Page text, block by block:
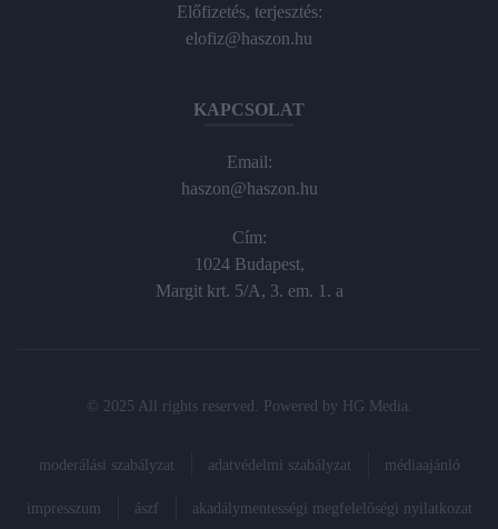
Előfizetés, terjesztés:
elofiz@haszon.hu
KAPCSOLAT
Email:
haszon@haszon.hu
Cím:
1024 Budapest,
Margit krt. 5/A, 3. em. 1. a
© 2025 All rights reserved. Powered by HG Media
moderálási szabályzat adatvédelmi szabályzat médiaajánló
impresszum ászf akadálymentességi megfelelőségi nyilatkozat